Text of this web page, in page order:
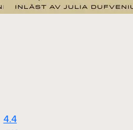
4.4